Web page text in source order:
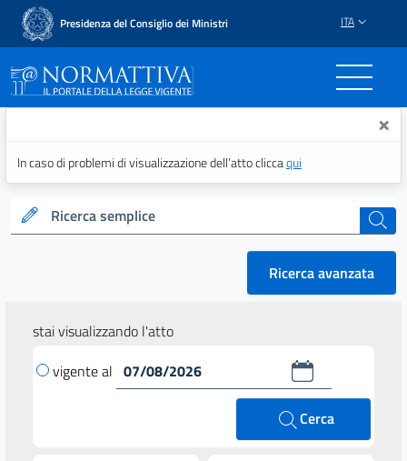
Presidenza del Consiglio dei Ministri ITA
Normattiva - Il portale ×
In caso di problemi di visualizzazione dell’atto cliccaqui
Ricerca semplice cerca
Ricerca avanzata
stai visualizzando l'atto
vigente al
Cerca